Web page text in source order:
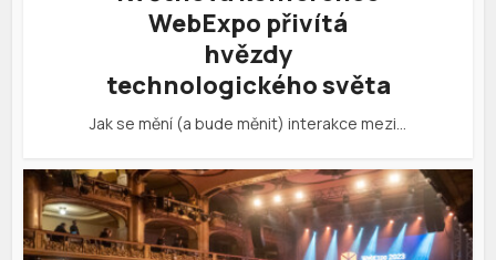
WebExpo přivítá
hvězdy
technologického světa
Jak se mění (a bude měnit) interakce mezi…